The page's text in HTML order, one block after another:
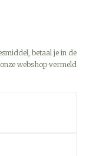
betaal je in de
webshop vermeld